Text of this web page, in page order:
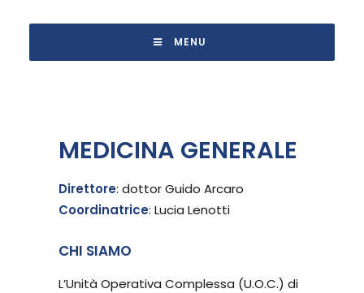
MEDICINA GENERALE
Direttore: dottor Guido Arcaro
Coordinatrice: Lucia Lenotti
CHI SIAMO
L’Unità Operativa Complessa (U.O.C.) di